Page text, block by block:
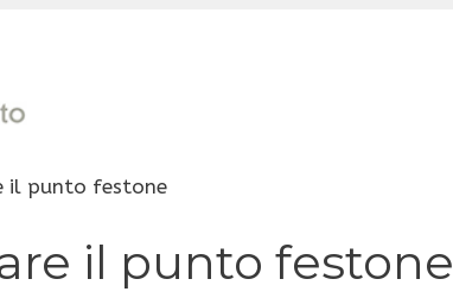
il punto festone
il punto festone